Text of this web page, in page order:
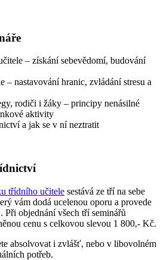
– získání sebevědomí, budování
– nastavování hranic, zvládání stresu a
rodiči i žáky – principy nenásilné
aktivity
a jak se v ní neztratit
třídního učitele sestává ze tří na sebe
vám dodá ucelenou oporu a provede
objednání všech tří seminářů
cenu s celkovou slevou 1 800,- Kč.
absolvovat i zvlášť, nebo v libovolném
potřeb.